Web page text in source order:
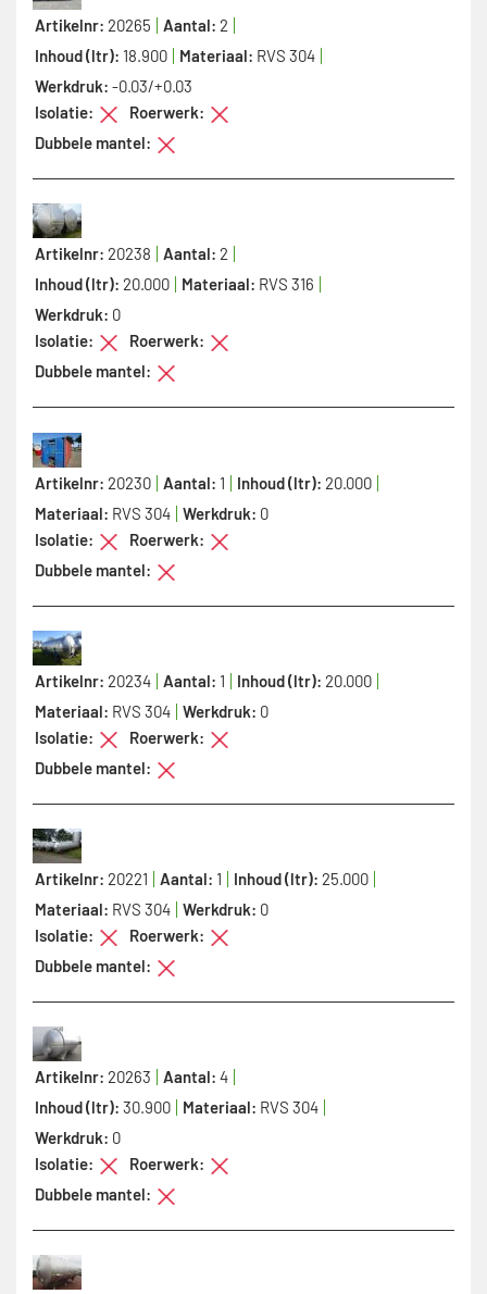
Artikelnr: 20265 Aantal: 2
Inhoud (ltr): 18.900 Materiaal: RVS 304
Werkdruk: -0.03/+0.03
Isolatie:
Roerwerk:
Dubbele mantel:
Artikelnr: 20238 Aantal: 2
Inhoud (ltr): 20.000 Materiaal: RVS 316
Werkdruk: 0
Isolatie:
Roerwerk:
Dubbele mantel:
Artikelnr: 20230 Aantal: 1 Inhoud (ltr): 20.000
Materiaal: RVS 304 Werkdruk: 0
Isolatie:
Roerwerk:
Dubbele mantel:
Artikelnr: 20234 Aantal: 1 Inhoud (ltr): 20.000
Materiaal: RVS 304 Werkdruk: 0
Isolatie:
Roerwerk:
Dubbele mantel:
Artikelnr: 20221 Aantal: 1 Inhoud (ltr): 25.000
Materiaal: RVS 304 Werkdruk: 0
Isolatie:
Roerwerk:
Dubbele mantel:
Artikelnr: 20263 Aantal: 4
Inhoud (ltr): 30.900 Materiaal: RVS 304
Werkdruk: 0
Isolatie:
Roerwerk:
Dubbele mantel: